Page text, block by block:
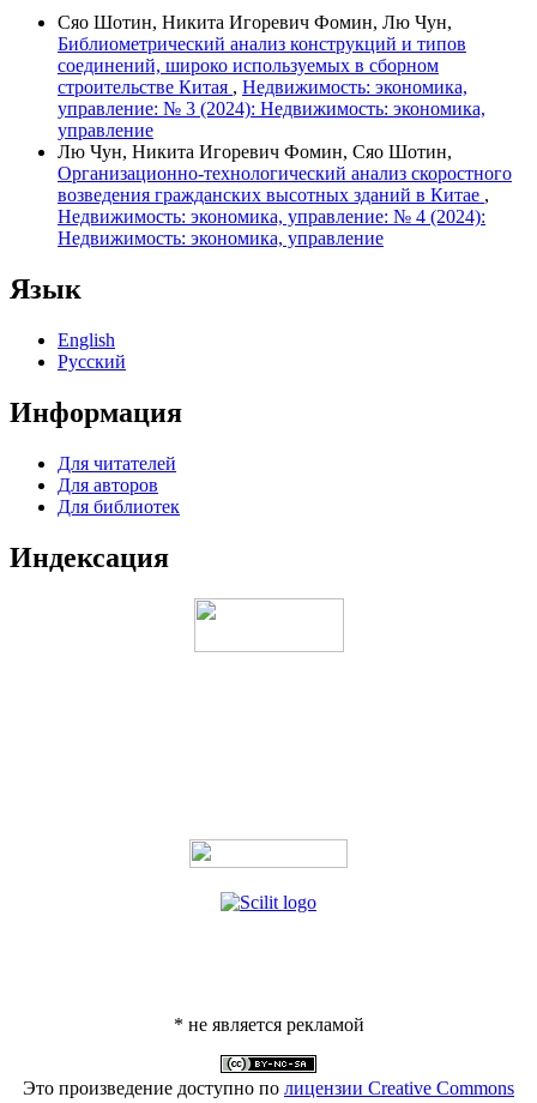
Сяо Шотин, Никита Игоревич Фомин, Лю Чун,
Библиометрический анализ конструкций и типов
соединений, широко используемых в сборном
строительстве Китая , Недвижимость: экономика,
управление: № 3 (2024): Недвижимость: экономика,
управление
Лю Чун, Никита Игоревич Фомин, Сяо Шотин,
Организационно-технологический анализ скоростного
возведения гражданских высотных зданий в Китае ,
Недвижимость: экономика, управление: № 4 (2024):
Недвижимость: экономика, управление
Язык
English
Русский
Информация
Для читателей
Для авторов
Для библиотек
Индексация
* не является рекламой
Это произведение доступно по лицензии Creative Commons